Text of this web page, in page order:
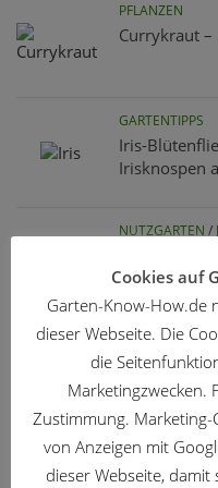
PFLANZEN
Currykraut –
GARTENTIPPS
Iris-
Irisknospen
NUTZGARTEN /
ZIERGARTEN/AUGUST/
Ziergarten –
04.08.2026
Cookies auf
Garten-Know-How.de
dieser Webseite. Die
die
Marketingzwecken.
Zustimmung.
von Anzeigen mit
dieser Webseite,